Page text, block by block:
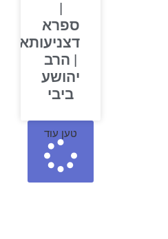
ספרא
דצניעותא
| הרב
יהושע
ביבי
טען עוד